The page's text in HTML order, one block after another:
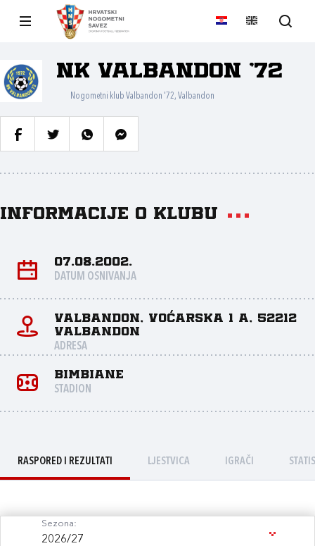
NK Valbandon '72
Nogometni klub Valbandon '72, Valbandon
Informacije o klubu
07.08.2002.
DATUM OSNIVANJA
Valbandon, Voćarska 1 a, 52212
Valbandon
ADRESA
Bimbiane
STADION
RASPORED I REZULTATI LJESTVICA IGRAČI
Sezona:
2026/27